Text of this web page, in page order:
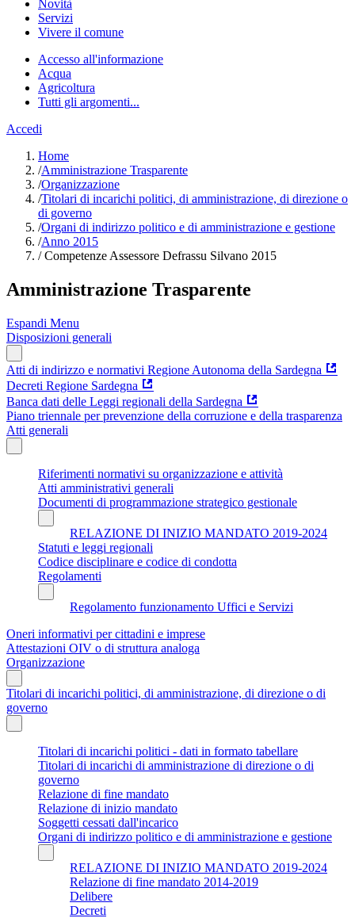
Novità
Servizi
Vivere il comune
Accesso all'informazione
Acqua
Agricoltura
Tutti gli argomenti...
Accedi
Home
/Amministrazione Trasparente
/Organizzazione
/Titolari di incarichi politici, di amministrazione, di direzione o
di governo
/Organi di indirizzo politico e di amministrazione e gestione
/Anno 2015
/Competenze Assessore Defrassu Silvano 2015
Amministrazione Trasparente
Espandi Menu
Disposizioni generali
Atti di indirizzo e normativi Regione Autonoma della Sardegna
Decreti Regione Sardegna
Banca dati delle Leggi regionali della Sardegna
Piano triennale per prevenzione della corruzione e della trasparenza
Atti generali
Riferimenti normativi su organizzazione e attività
Atti amministrativi generali
Documenti di programmazione strategico gestionale
RELAZIONE DI INIZIO MANDATO 2019-2024
Statuti e leggi regionali
Codice disciplinare e codice di condotta
Regolamenti
Regolamento funzionamento Uffici e Servizi
Oneri informativi per cittadini e imprese
Attestazioni OIV o di struttura analoga
Organizzazione
Titolari di incarichi politici, di amministrazione, di direzione o di
governo
Titolari di incarichi politici - dati in formato tabellare
Titolari di incarichi di amministrazione di direzione o di
governo
Relazione di fine mandato
Relazione di inizio mandato
Soggetti cessati dall'incarico
Organi di indirizzo politico e di amministrazione e gestione
RELAZIONE DI INIZIO MANDATO 2019-2024
Relazione di fine mandato 2014-2019
Delibere
Decreti